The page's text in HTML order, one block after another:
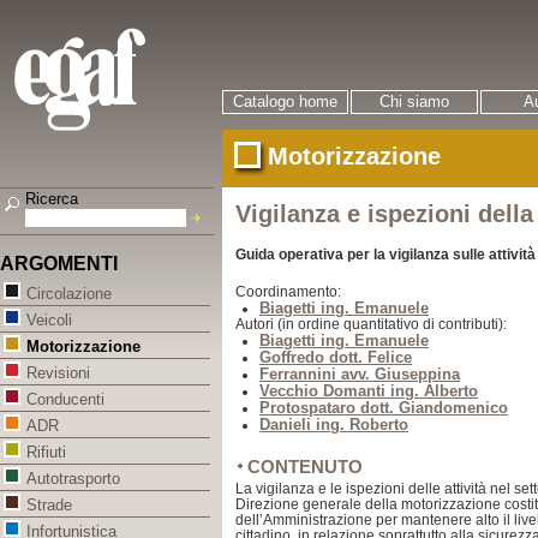
Catalogo home Chi siamo
Motorizzazione
Vigilanza e ispezioni
Guida operativa per la vigilanza sulle
Coordinamento:
Biagetti ing. Emanuele
Autori (in ordine quantitativo di contributi):
Biagetti ing. Emanuele
Goffredo dott. Felice
Ferrannini avv. Giuseppina
Vecchio Domanti ing. Alberto
Protospataro dott. Giandomenico
Danieli ing. Roberto
CONTENUTO
La vigilanza e le ispezioni delle attività nel
Direzione generale della motorizzazione
dell’Amministrazione per mantenere alto il
Ricerca
ARGOMENTI
Circolazione
Veicoli
Motorizzazione
Revisioni
Conducenti
ADR
Rifiuti
Autotrasporto
Strade
Infortunistica